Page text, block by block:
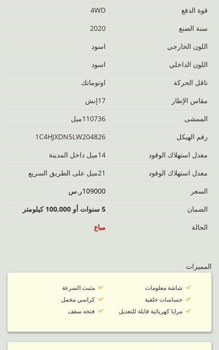
قوة الدفع
4WD
سنة الصنع
2020
اللون الخارجي
اسود
اللون الداخلي
اسود
ناقل الحركة
اوتوماتك
مقاس الإطار
17إنش
الممشى
110736ميل
رقم الهيكل
1C4HJXDN5LW204826
معدل استهلاك الوقود
14ميل داخل المدينة
معدل استهلاك الوقود
21ميل على الطريق السريع
السعر
109000ر.س
الضمان
5 سنوات أو 100,000 كيلومتر
الحالة
مباع
المميزات
شاشة معلومات
حساسات خلفية
مرايا كهربائية قابلة للتعديل
مثبت السرعة
كراسي مخمل
فتحه سقف